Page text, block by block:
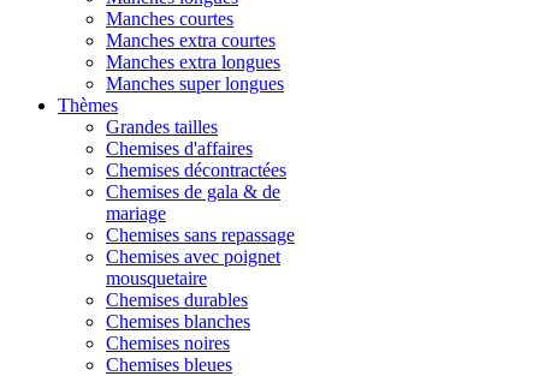
Manches courtes
Manches extra courtes
Manches extra longues
Manches super longues
Thèmes
Grandes tailles
Chemises d'affaires
Chemises décontractées
Chemises de gala & de
mariage
Chemises sans repassage
Chemises avec poignet
mousquetaire
Chemises durables
Chemises blanches
Chemises noires
Chemises bleues